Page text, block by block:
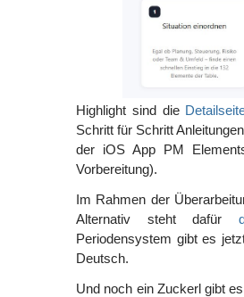
Highlight sind die
Schritt für Schritt
der iOS App PM
Vorbereitung).
Im Rahmen der
Alternativ steht dafür
Periodensystem gibt es
Deutsch.
Und noch ein Zuckerl gibt